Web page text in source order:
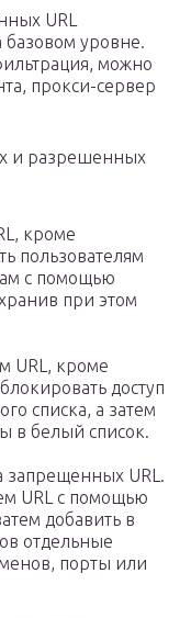
URL
базовом уровне.
можно
прокси-сервер
и разрешенных
кроме
пользователям
с помощью
при этом
URL, кроме
доступ
списка, а затем
в белый список.
запрещенных URL.
URL с помощью
добавить в
отдельные
порты или